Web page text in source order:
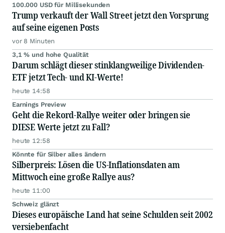
100.000 USD für Millisekunden
Trump verkauft der Wall Street jetzt den Vorsprung
auf seine eigenen Posts
vor 8 Minuten
3,1 % und hohe Qualität
Darum schlägt dieser stinklangweilige Dividenden-
ETF jetzt Tech- und KI-Werte!
heute 14:58
Earnings Preview
Geht die Rekord-Rallye weiter oder bringen sie
DIESE Werte jetzt zu Fall?
heute 12:58
Könnte für Silber alles ändern
Silberpreis: Lösen die US-Inflationsdaten am
Mittwoch eine große Rallye aus?
heute 11:00
Schweiz glänzt
Dieses europäische Land hat seine Schulden seit 2002
versiebenfacht